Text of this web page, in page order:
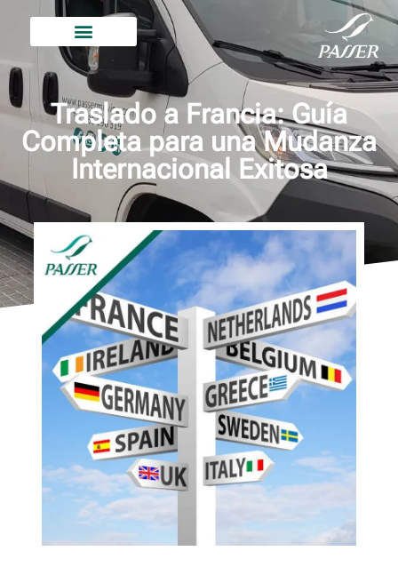
Traslado a Francia: Guía
Completa para una Mudanza
Internacional Exitosa